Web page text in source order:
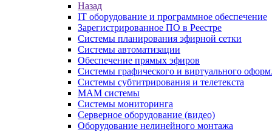
Назад
IT оборудование и программное обеспечение
Зарегистрированное ПО в Реестре
Системы планирования эфирной сетки
Системы автоматизации
Обеспечение прямых эфиров
Системы графического и виртуального
Системы субтитрирования и телетекста
MAM системы
Системы мониторинга
Серверное оборудование (видео)
Оборудование нелинейного монтажа